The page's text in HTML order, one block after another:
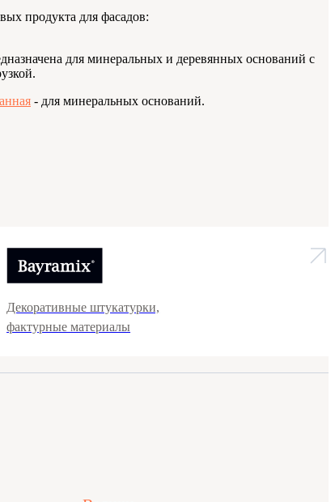
продукта для фасадов:
для минеральных и деревянных оснований с
- для минеральных оснований.
Декоративные штукатурки,
фактурные материалы